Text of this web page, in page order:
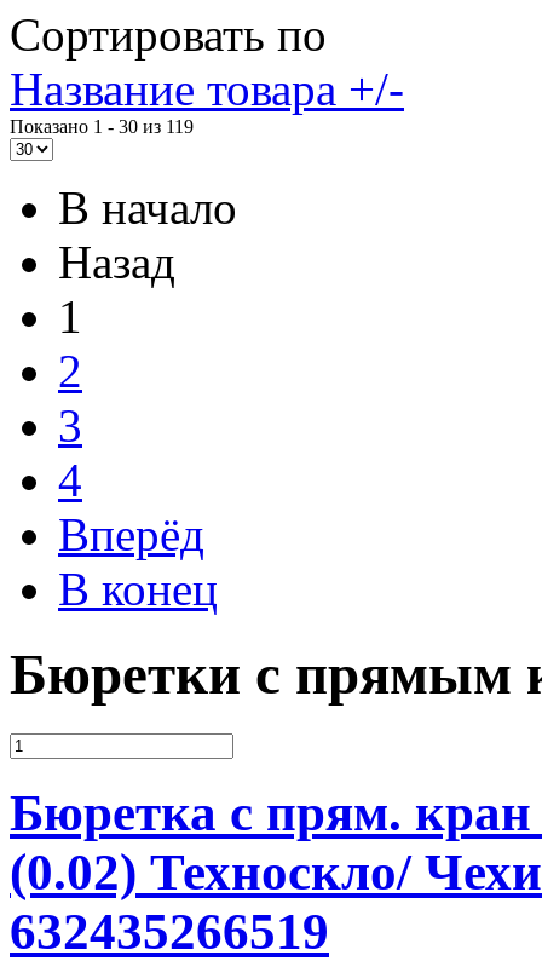
Сортировать по
Название товара +/-
Показано 1 - 30 из 119
В начало
Назад
1
2
3
4
Вперёд
В конец
Бюретки с прямым
Бюретка с прям.
(0.02) Техноскло/
632435266519